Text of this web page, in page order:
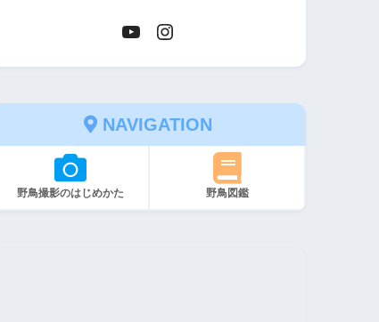
NAVIGATION
野鳥撮影のはじめかた 野鳥図鑑